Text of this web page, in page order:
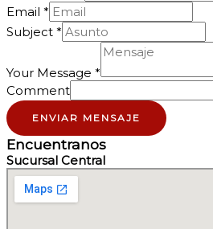
Email *
Subject *
Your Message *
Comment
ENVIAR MENSAJE
Encuentranos
Sucursal Central